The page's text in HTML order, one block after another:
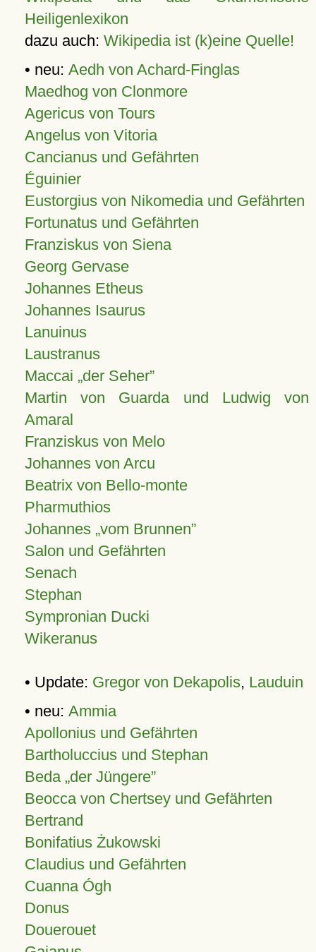
Heiligenlexikon
dazu auch: Wikipedia ist (k)eine Quelle!
• neu: Aedh von Achard-Finglas
Maedhog von Clonmore
Agericus von Tours
Angelus von Vitoria
Cancianus und Gefährten
Éguinier
Eustorgius von Nikomedia und Gefährten
Fortunatus und Gefährten
Franziskus von Siena
Georg Gervase
Johannes Etheus
Johannes Isaurus
Lanuinus
Laustranus
Maccai „der Seher”
Martin von Guarda und Ludwig von
Amaral
Franziskus von Melo
Johannes von Arcu
Beatrix von Bello-monte
Pharmuthios
Johannes vom Brunnen
Salon und Gefährten
Senach
Stephan
Sympronian Ducki
Wikeranus
• Update: Gregor von Dekapolis, Lauduin
• neu: Ammia
Apollonius und Gefährten
Bartholuccius und Stephan
Beda „der Jüngere”
Beocca von Chertsey und Gefährten
Bertrand
Bonifatius Żukowski
Claudius und Gefährten
Cuanna Ógh
Donus
Douerouet